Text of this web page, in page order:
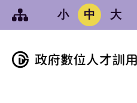
跳到中央內容區塊
::: 小 中 大